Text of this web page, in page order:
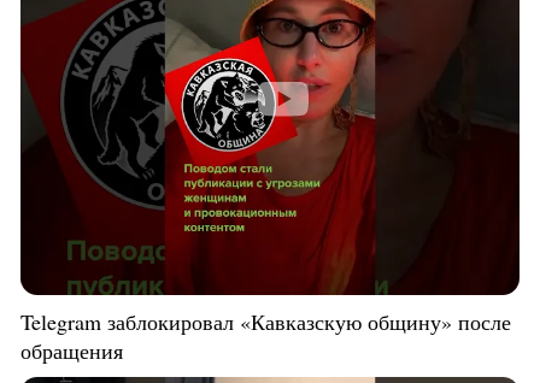
Telegram заблокировал «Кавказскую общину» после
обращения